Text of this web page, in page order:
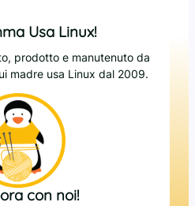
Usa Linux!
prodotto e manutenuto da
madre usa Linux dal 2009.
con noi!